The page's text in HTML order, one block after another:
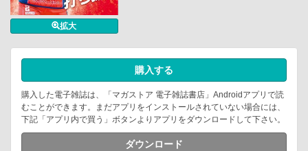
拡大
購入する
購入した電子雑誌は、「マガストア 電子雑誌書店」Androidアプリで読
むことができます。まだアプリをインストールされていない場合には、
下記「アプリ内で買う」ボタンよりアプリをダウンロードして下さい。
ダウンロード